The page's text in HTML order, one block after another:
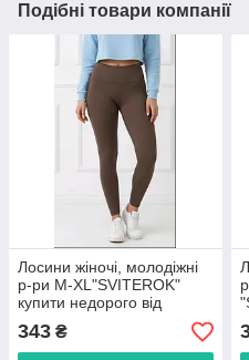
Подібні товари компанії
Лосини жіночі, молодіжні
р-ри M-XL"SVITEROK"
купити недорого від
343 ₴